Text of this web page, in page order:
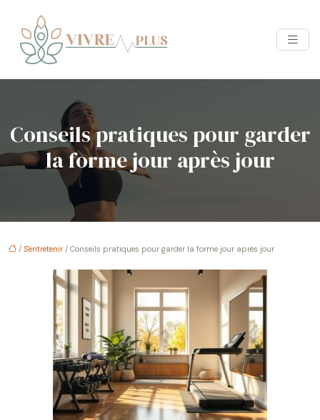
Conseils pratiques pour garder
la forme jour après jour
/ S'entretenir / Conseils pratiques pour garder la forme jour après jour